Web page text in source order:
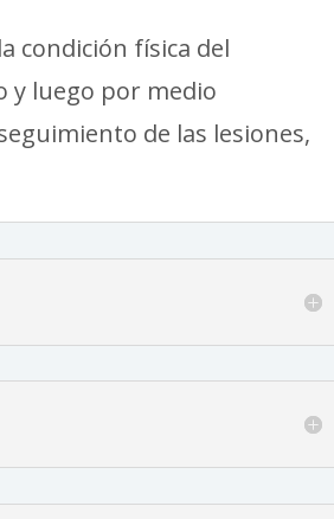
condición física del
y luego por medio
de las lesiones,